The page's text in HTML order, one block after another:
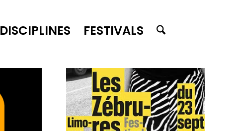
DISCIPLINES FESTIVALS